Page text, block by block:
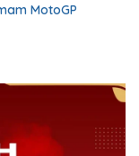
MotoGP